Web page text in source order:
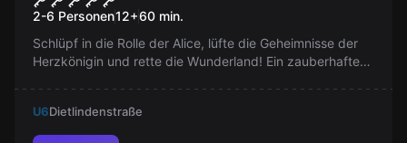
2-6 Personen12+60 min.
Schlüpf in die Rolle der Alice, lüfte die Geheimnisse der
Herzkönigin und rette die Wunderland! Ein zauberhaftes
U6Dietlindenstraße